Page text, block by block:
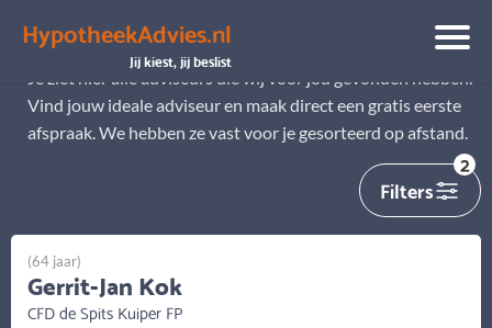
HypotheekAdvies.nl
Jij kiest, jij beslist
Alle adviseurs
Je ziet hier alle adviseurs die wij voor jou gevonden hebben.
Vind jouw ideale adviseur en maak direct een gratis eerste
afspraak. We hebben ze vast voor je gesorteerd op afstand.
Filters
2
(64 jaar)
Gerrit-Jan Kok
CFD de Spits Kuiper FP